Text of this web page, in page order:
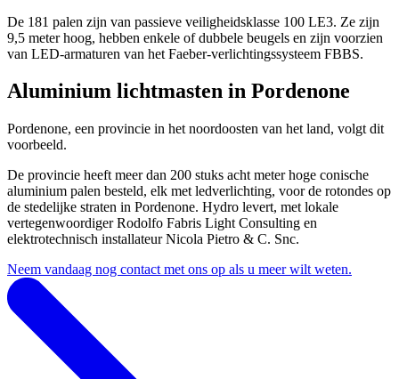
De 181 palen zijn van passieve veiligheidsklasse 100 LE3. Ze zijn
9,5 meter hoog, hebben enkele of dubbele beugels en zijn voorzien
van LED-armaturen van het Faeber-verlichtingssysteem FBBS.
Aluminium lichtmasten in Pordenone
Pordenone, een provincie in het noordoosten van het land, volgt dit
voorbeeld.
De provincie heeft meer dan 200 stuks acht meter hoge conische
aluminium palen besteld, elk met ledverlichting, voor de rotondes op
de stedelijke straten in Pordenone. Hydro levert, met lokale
vertegenwoordiger Rodolfo Fabris Light Consulting en
elektrotechnisch installateur Nicola Pietro & C. Snc.
Neem vandaag nog contact met ons op als u meer wilt weten.